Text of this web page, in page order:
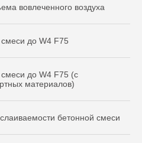
вовлеченного воздуха
до W4 F75
до W4 F75 (с
материалов)
бетонной смеси